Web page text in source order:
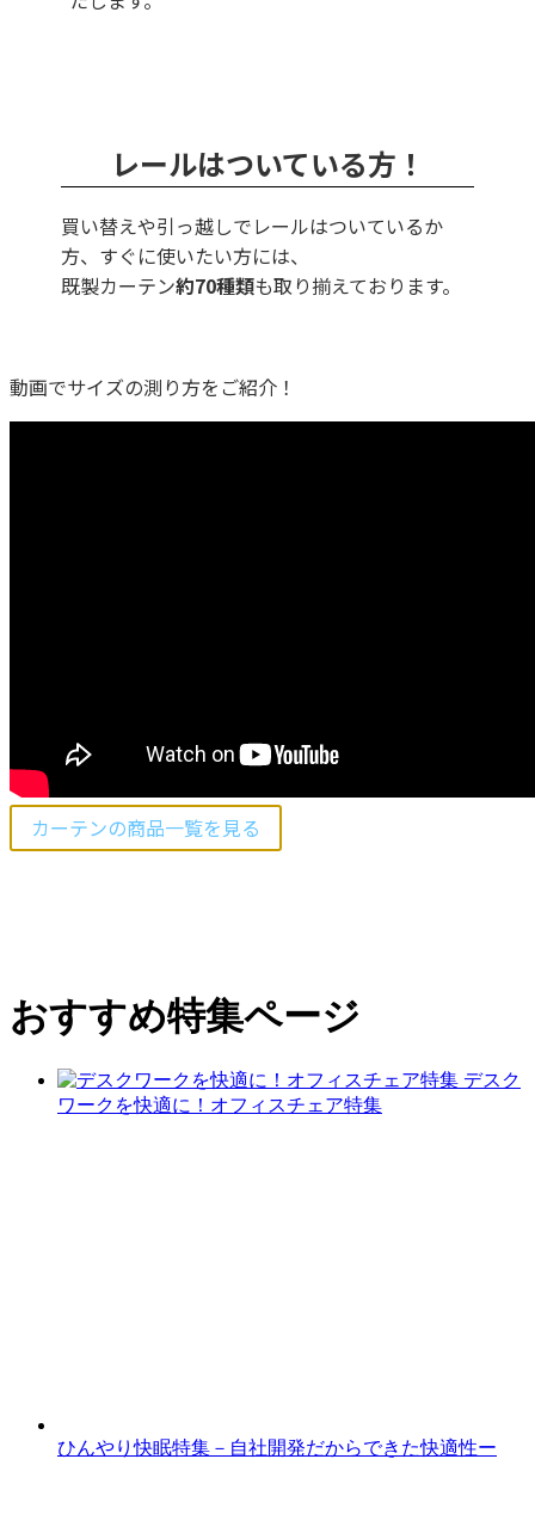
レールはついている方！
買い替えや引っ越しでレールはついているか
方、すぐに使いたい方には、
既製カーテン約70種類も取り揃えております。
動画でサイズの測り方をご紹介！
カーテンの商品一覧を見る
おすすめ特集ページ
デスク
ワークを快適に！オフィスチェア特集
ひんやり快眠特集－自社開発だからできた快適性ー